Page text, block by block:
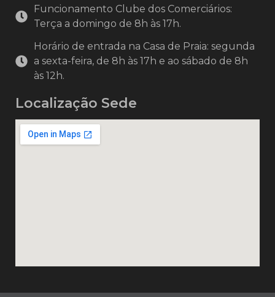
Funcionamento Clube dos Comerciários:
Terça a domingo de 8h às 17h.
Horário de entrada na Casa de Praia: segunda
a sexta-feira, de 8h às 17h e ao sábado de 8h
às 12h.
Localização Sede